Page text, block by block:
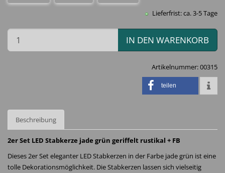
Lieferfrist: ca. 3-5 Tage
IN DEN WARENKORB
Artikelnummer:00315
teilen
Beschreibung
2er Set LED Stabkerze jade grün geriffelt rustikal + FB
Dieses 2er Set eleganter LED Stabkerzen in der Farbe jade grün ist eine
tolle Dekorationsmöglichkeit. Die Stabkerzen lassen sich vielseitig